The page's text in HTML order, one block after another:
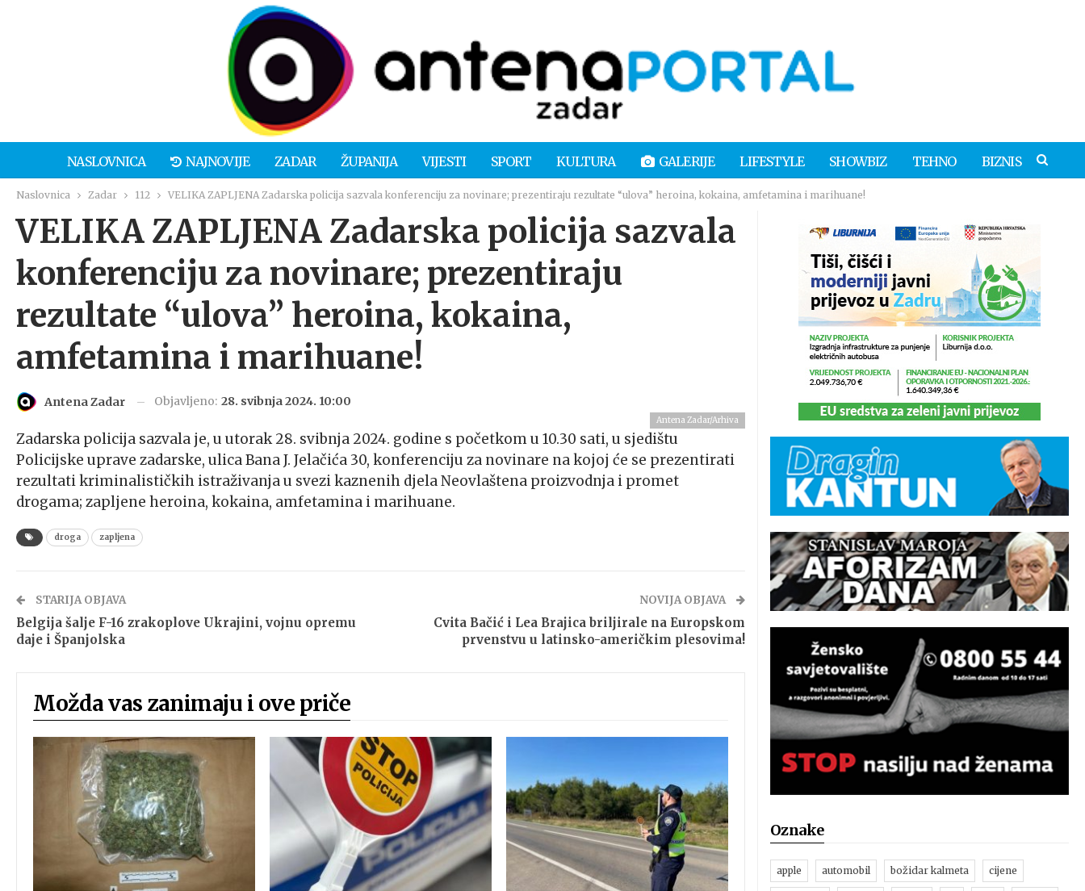
NASLOVNICA NAJNOVIJE ZADAR ŽUPANIJA VIJESTI SPORT KULTURA GALERIJE LIFESTYLE SHOWBIZ TEHNO BIZNIS
Naslovnica Zadar 112 VELIKA ZAPLJENA Zadarska policija sazvala konferenciju za novinare; prezentiraju rezultate “ulova” heroina, kokaina, amfetamina i marihuane!
VELIKA ZAPLJENA Zadarska policija sazvala
konferenciju za novinare; prezentiraju
rezultate “ulova” heroina, kokaina,
amfetamina i marihuane!
Antena Zadar Objavljeno: 28. svibnja 2024. 10:00
Antena Zadar/Arhiva
Zadarska policija sazvala je, u utorak 28. svibnja 2024. godine s početkom u 10.30 sati, u sjedištu
Policijske uprave zadarske, ulica Bana J. Jelačića 30, konferenciju za novinare na kojoj će se prezentirati
rezultati kriminalističkih istraživanja u svezi kaznenih djela Neovlaštena proizvodnja i promet
drogama; zapljene heroina, kokaina, amfetamina i marihuane.
droga zapljena
STARIJA OBJAVA
Belgija šalje F-16 zrakoplove Ukrajini, vojnu opremu
daje i Španjolska
NOVIJA OBJAVA
Cvita Bačić i Lea Brajica briljirale na Europskom
prvenstvu u latinsko-američkim plesovima!
Možda vas zanimaju i ove priče
Oznake
apple automobil božidar kalmeta cijene